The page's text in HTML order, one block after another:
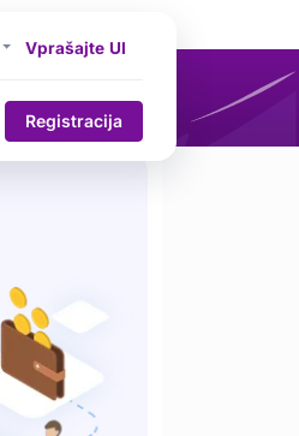
Vprašajte UI
Registracija